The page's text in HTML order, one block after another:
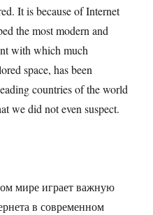
It is because of Internet
the most modern and
with which much
space, has been
countries of the world
we did not even suspect.
мире играет важную
в современном